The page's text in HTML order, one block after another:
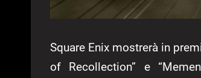
Square Enix mostrerà in
of Recollection” e